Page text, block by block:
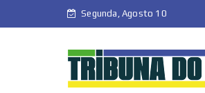
Segunda, Agosto 10